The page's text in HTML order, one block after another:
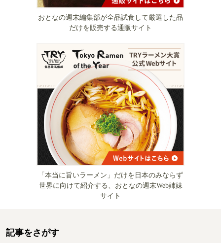
おとなの週末編集部が全品試食して厳選した品
だけを販売する通販サイト
「本当に旨いラーメン」だけを日本のみならず
世界に向けて紹介する、おとなの週末Web姉妹
サイト
記事をさがす